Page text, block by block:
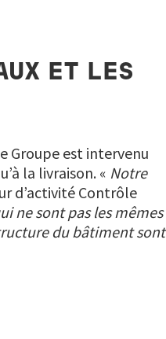
ET LES
Groupe est intervenu
la livraison. « Notre
d’activité Contrôle
ne sont pas les mêmes
du bâtiment sont